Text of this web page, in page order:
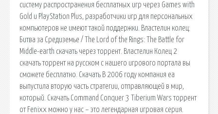
систему распространения бесплатных игр через Games with
Gold и PlayStation Plus, разработчики игр для персональных
компьютеров не имеют такой поддержки. Властелин колец:
Битва за Средиземье / The Lord of the Rings: The Battle for
Middle-earth скачать через торрент. Властелин Колец 2
скачать торрент на русском с нашего игрового портала вы
сможете бесплатно. Скачать В 2006 году компания ea
выпустила вторую часть стратегии, отправляющей в мир,
который. Скачать Command Conquer 3 Tiberium Wars торрент
от Fenixx можно у нас – это легендарная игровая серия.